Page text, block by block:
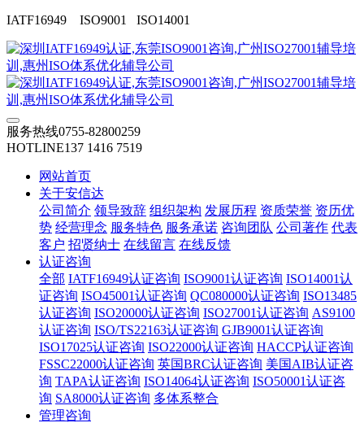
IATF16949 ISO9001 ISO14001
服务热线0755-82800259
HOTLINE137 1416 7519
网站首页
关于安信达
公司简介 领导致辞 组织架构 发展历程 资质荣誉 资历优
势 经营理念 服务特色 服务承诺 咨询团队 公司著作 代表
客户 招贤纳士 在线留言 在线反馈
认证咨询
全部 IATF16949认证咨询 ISO9001认证咨询 ISO14001认
证咨询 ISO45001认证咨询 QC080000认证咨询 ISO13485
认证咨询 ISO20000认证咨询 ISO27001认证咨询 AS9100
认证咨询 ISO/TS22163认证咨询 GJB9001认证咨询
ISO17025认证咨询 ISO22000认证咨询 HACCP认证咨询
FSSC22000认证咨询 英国BRC认证咨询 美国AIB认证咨
询 TAPA认证咨询 ISO14064认证咨询 ISO50001认证咨
询 SA8000认证咨询 多体系整合
管理咨询